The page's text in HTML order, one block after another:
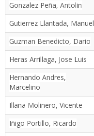
Gonzalez Peña, Antolin
Gutierrez Llantada, Manuel
Guzman Benedicto, Dario
Heras Arrillaga, Jose Luis
Hernando Andres,
Marcelino
Illana Molinero, Vicente
Iñigo Portillo, Ricardo